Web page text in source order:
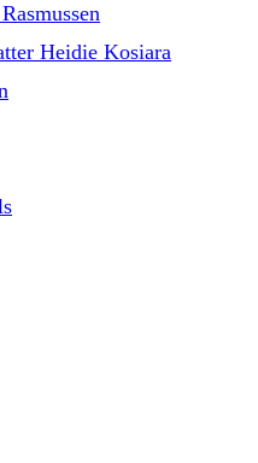
Heidie Kosiara